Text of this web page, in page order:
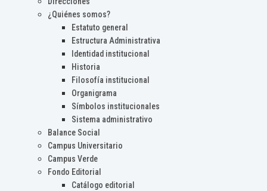
¿Quiénes somos?
Estatuto general
Estructura Administrativa
Identidad institucional
Historia
Filosofía institucional
Organigrama
Símbolos institucionales
Sistema administrativo
Balance Social
Campus Universitario
Campus Verde
Fondo Editorial
Catálogo editorial